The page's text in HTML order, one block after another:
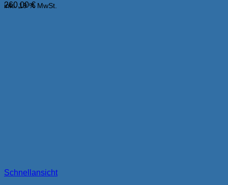
260,00€
inkl. 19 % MwSt.
Schnellansicht